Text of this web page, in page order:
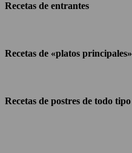
Recetas de entrantes
Recetas de «platos principales»
Recetas de postres de todo tipo